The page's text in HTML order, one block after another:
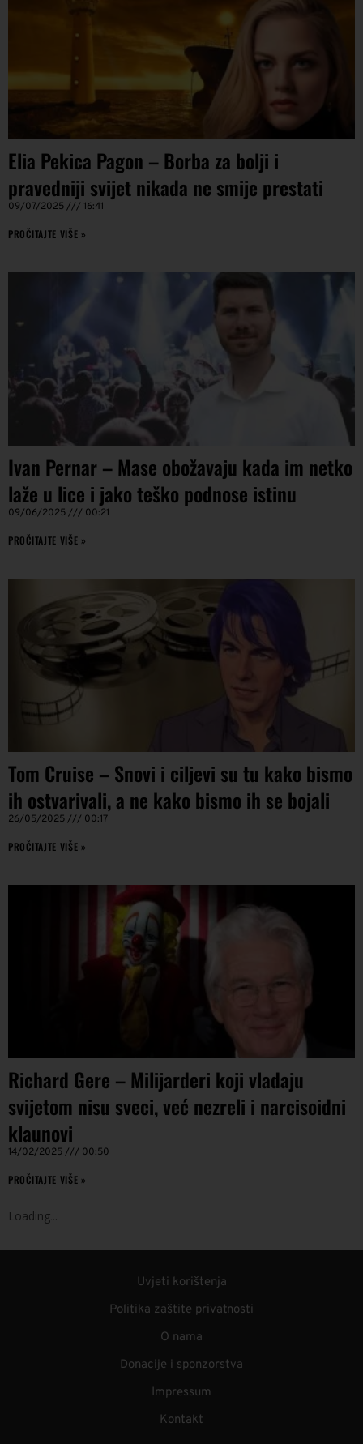
Elia Pekica Pagon – Borba za bolji i
pravedniji svijet nikada ne smije prestati
09/07/2025 16:41
PROČITAJTE VIŠE »
Ivan Pernar – Mase obožavaju kada im netko
laže u lice i jako teško podnose istinu
09/06/2025 00:21
PROČITAJTE VIŠE »
Tom Cruise – Snovi i ciljevi su tu kako bismo
ih ostvarivali, a ne kako bismo ih se bojali
26/05/2025 00:17
PROČITAJTE VIŠE »
Richard Gere – Milijarderi koji vladaju
svijetom nisu sveci, već nezreli i narcisoidni
klaunovi
14/02/2025 00:50
PROČITAJTE VIŠE »
Loading .
Uvjeti korištenja
Politika zaštite privatnosti
O nama
Donacije i sponzorstva
Impressum
Kontakt